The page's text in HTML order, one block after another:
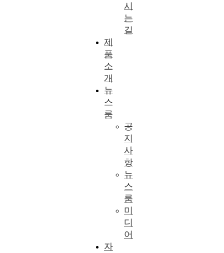
시
는
길
제
품
소
개
뉴
스
룸
공
지
사
항
뉴
스
룸
미
디
어
자